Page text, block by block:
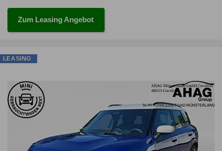
Zum Leasing Angebot
LEASING